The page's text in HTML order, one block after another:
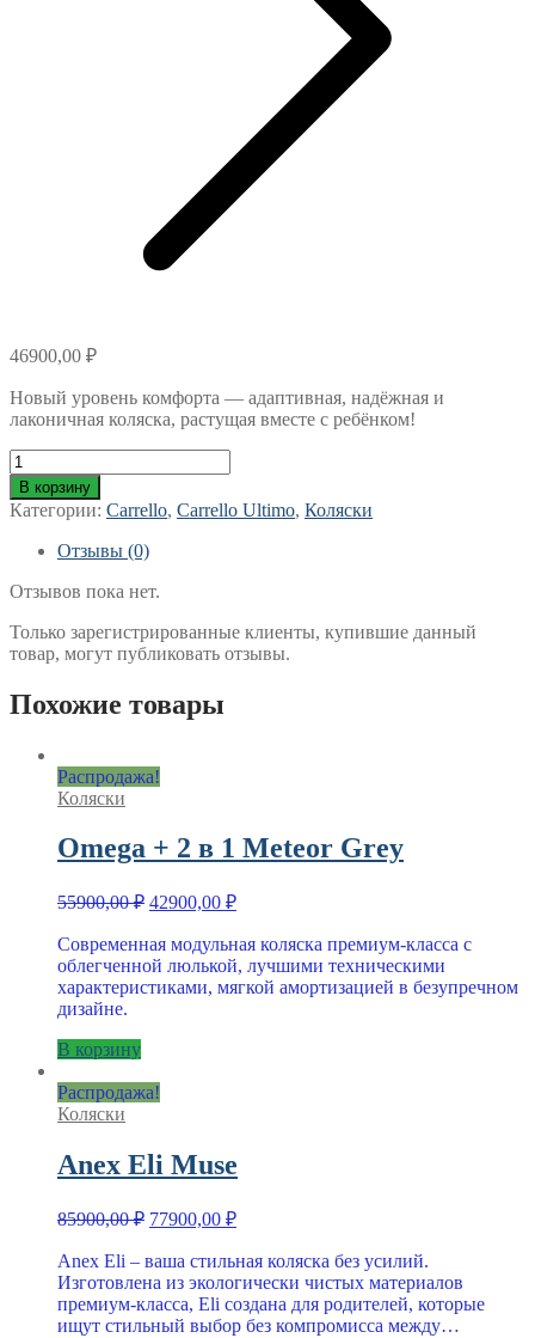
46900,00 ₽
Новый уровень комфорта — адаптивная, надёжная и
лаконичная коляска, растущая вместе с ребёнком!
Количество
товара
Ultimo
2
Aqua
В корзину
Категории: Carrello, Carrello Ultimo, Коляски
Отзывы (0)
Отзывов пока нет.
Только зарегистрированные клиенты, купившие данный
товар, могут публиковать отзывы.
Похожие товары
Распродажа!
Коляски
Omega + 2 в 1 Meteor Grey
55900,00₽ Первоначальная
составляла
55900,00 ₽.
42900,00 ₽Текущая
42900,00 ₽.
Современная модульная коляска премиум-класса с
облегченной люлькой, лучшими техническими
характеристиками, мягкой амортизацией в безупречном
дизайне.
В корзину
Распродажа!
Коляски
Anex Eli Muse
85900,00₽ Первоначальная
составляла
85900,00 ₽.
77900,00 ₽Текущая
77900,00 ₽.
Anex Eli – ваша стильная коляска без усилий.
Изготовлена из экологически чистых материалов
премиум-класса, Eli создана для родителей, которые
ищут стильный выбор без компромисса между…